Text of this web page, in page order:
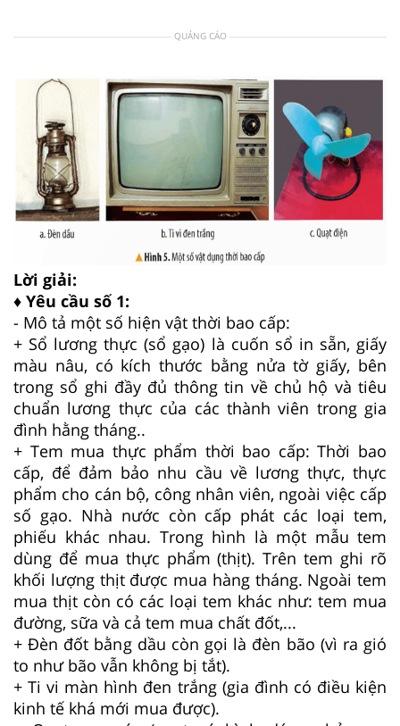
QUẢNG CÁO
Lời giải:
♦ Yêu cầu số 1:
- Mô tả một số hiện vật thời bao cấp:
+ Sổ lương thực (sổ gạo) là cuốn sổ in sẵn, giấy
màu nâu, có kích thước bằng nửa tờ giấy, bên
trong sổ ghi đầy đủ thông tin về chủ hộ và tiêu
chuẩn lương thực của các thành viên trong gia
đình hằng tháng..
+ Tem mua thực phẩm thời bao cấp: Thời bao
cấp, để đảm bảo nhu cầu về lương thực, thực
phẩm cho cán bộ, công nhân viên, ngoài việc cấp
số gạo. Nhà nước còn cấp phát các loại tem,
phiếu khác nhau. Trong hình là một mẫu tem
dùng để mua thực phẩm (thịt). Trên tem ghi rõ
khối lượng thịt được mua hàng tháng. Ngoài tem
mua thịt còn có các loại tem khác như: tem mua
đường, sữa và cả tem mua chất đốt,...
+ Đèn đốt bằng dầu còn gọi là đèn bão (vì ra gió
to như bão vẫn không bị tắt).
+ Ti vi màn hình đen trắng (gia đình có điều kiện
kinh tế khá mới mua được).